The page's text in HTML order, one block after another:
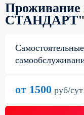
Проживание
СТАНДАРТ"
от 1500 руб/сут